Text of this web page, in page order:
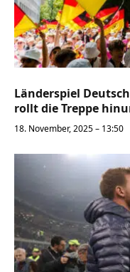
Länderspiel
rollt die Treppe
18. November, 2025 – 13:50